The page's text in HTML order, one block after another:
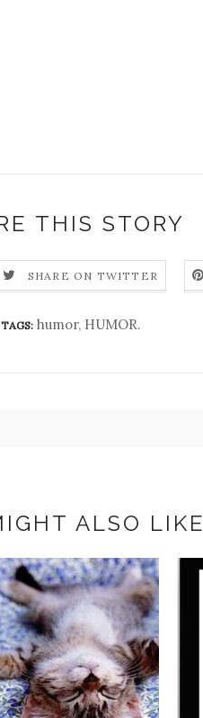
THIS STORY
SHARE ON TWITTER
TAGS: humor, HUMOR.
ALSO LIKE